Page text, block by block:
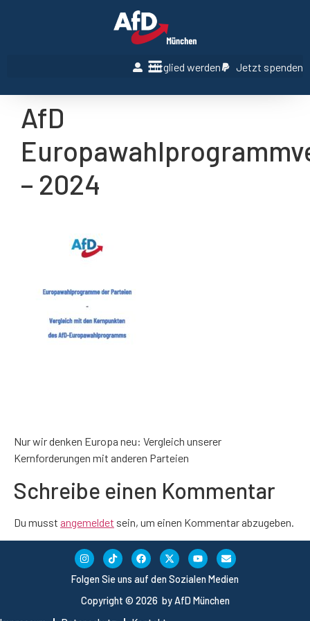
Mitglied werden Jetzt spenden
AfD
– 2024
Nur wir denken Europa neu: Vergleich unserer
Kernforderungen mit anderen Parteien
Schreibe einen Kommentar
Du musst angemeldet sein, um einen Kommentar abzugeben.
Copyright © 2026 by AfD München
Folgen Sie uns auf den Sozialen Medien